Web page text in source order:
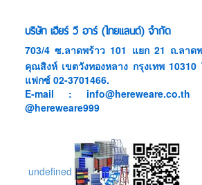
บริษัท เฮียร์ วี อาร์ (ไทยแลนด์) จำกัด
703/4 ซ.ลาดพร้าว 101 แยก 21 ถ.ลาด
คุณสิงห์ เขตวังทองหลาง กรุงเทพ 10310
แฟกซ์ 02-3701466.
E-mail :
@hereweare999
undefined